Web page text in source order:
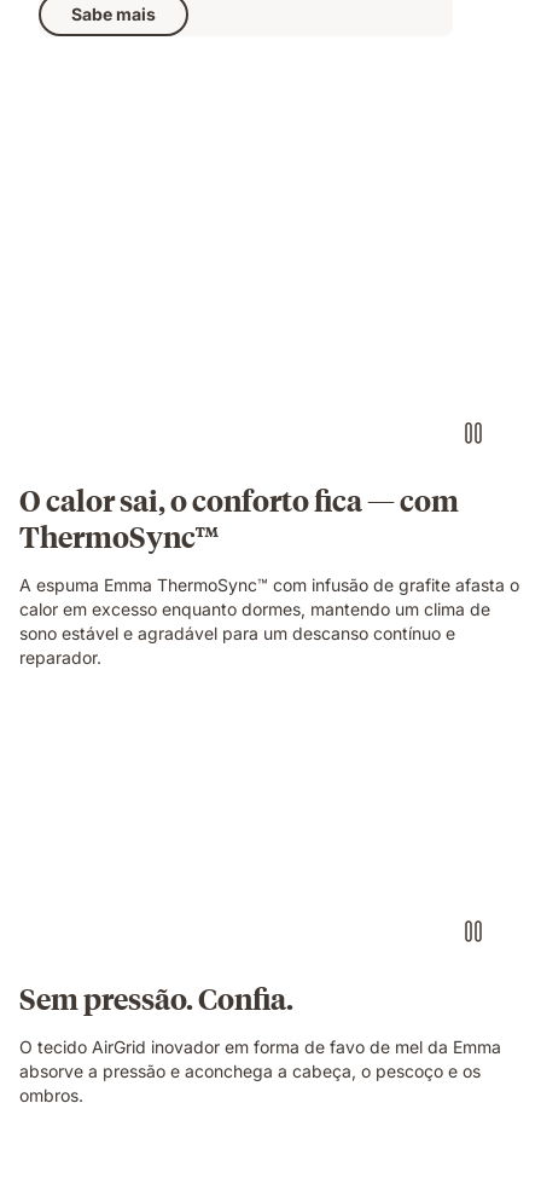
Sabe mais
cada
lado.
O calor sai, o conforto fica — com
ThermoSync™
A espuma Emma ThermoSync™ com infusão de grafite afasta o
calor em excesso enquanto dormes, mantendo um clima de
sono estável e agradável para um descanso contínuo e
reparador.
Sem pressão. Confia.
O tecido AirGrid inovador em forma de favo de mel da Emma
absorve a pressão e aconchega a cabeça, o pescoço e os
ombros.